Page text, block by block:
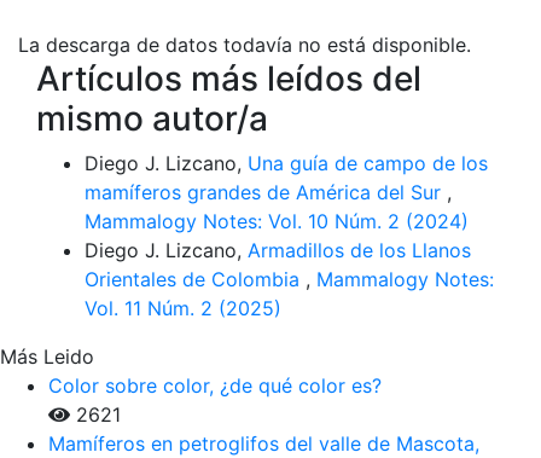
La descarga de datos todavía no está disponible.
Artículos más leídos del
mismo autor/a
Diego J. Lizcano, Una guía de campo de los
mamíferos grandes de América del Sur ,
Mammalogy Notes: Vol. 10 Núm. 2 (2024)
Diego J. Lizcano, Armadillos de los Llanos
Orientales de Colombia , Mammalogy Notes:
Vol. 11 Núm. 2 (2025)
Más Leido
Color sobre color, ¿de qué color es?
2621
Mamíferos en petroglifos del valle de Mascota,